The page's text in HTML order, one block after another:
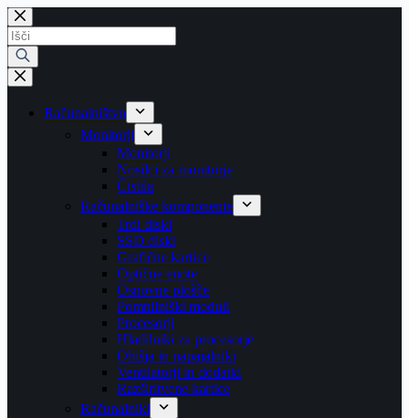
Skip
to
content
Products
search
Računalništvo
Monitorji
Monitorji
Nosilci za monitorje
Čistila
Računalniške komponente
Trdi diski
SSD diski
Grafične kartice
Optične enote
Osnovne plošče
Pomnilniški moduli
Procesorji
Hladilniki za procesorje
Ohišja in napajalniki
Ventilatorji in dodatki
Razširitvene kartice
Računalniki